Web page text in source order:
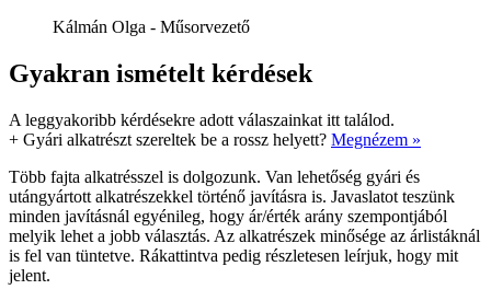
Kálmán Olga - Műsorvezető
Gyakran ismételt kérdések
A leggyakoribb kérdésekre adott válaszainkat itt találod.
+ Gyári alkatrészt szereltek be a rossz helyett? Megnézem »
Több fajta alkatrésszel is dolgozunk. Van lehetőség gyári és
utángyártott alkatrészekkel történő javításra is. Javaslatot teszünk
minden javításnál egyénileg, hogy ár/érték arány szempontjából
melyik lehet a jobb választás. Az alkatrészek minősége az árlistáknál
is fel van tüntetve. Rákattintva pedig részletesen leírjuk, hogy mit
jelent.